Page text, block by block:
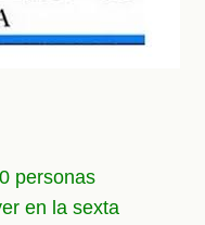
personas
en la sexta